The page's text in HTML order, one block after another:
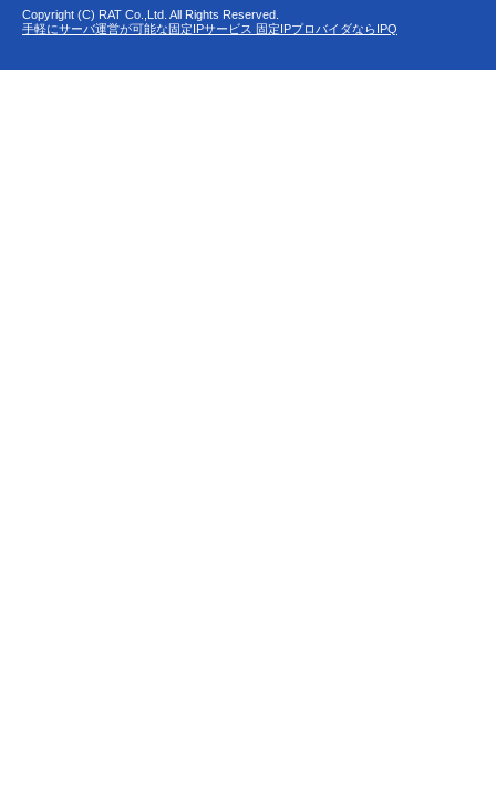
Copyright (C) RAT Co.,Ltd. All Rights Reserved.
手軽にサーバ運営が可能な固定IPサービス 固定IPプロバイダならIPQ